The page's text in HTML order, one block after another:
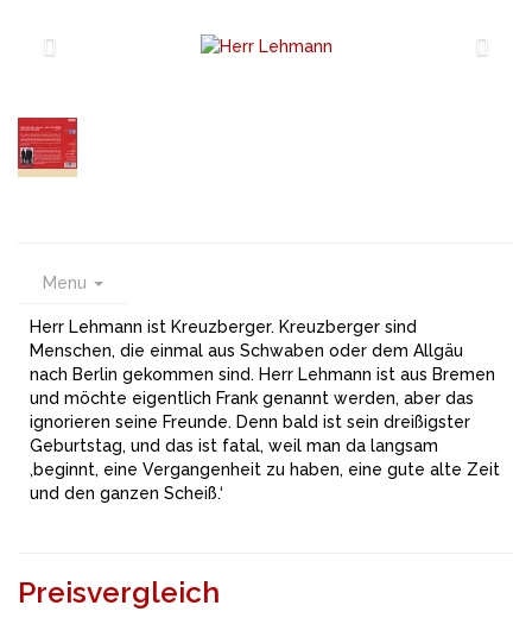
Menu
Herr Lehmann ist Kreuzberger. Kreuzberger sind
Menschen, die einmal aus Schwaben oder dem Allgäu
nach Berlin gekommen sind. Herr Lehmann ist aus Bremen
und möchte eigentlich Frank genannt werden, aber das
ignorieren seine Freunde. Denn bald ist sein dreißigster
Geburtstag, und das ist fatal, weil man da langsam
‚beginnt, eine Vergangenheit zu haben, eine gute alte Zeit
und den ganzen Scheiß.‘
Preisvergleich